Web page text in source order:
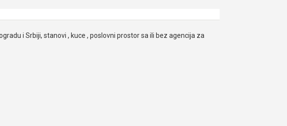
i Srbiji, stanovi , kuce , poslovni prostor sa ili bez agencija za